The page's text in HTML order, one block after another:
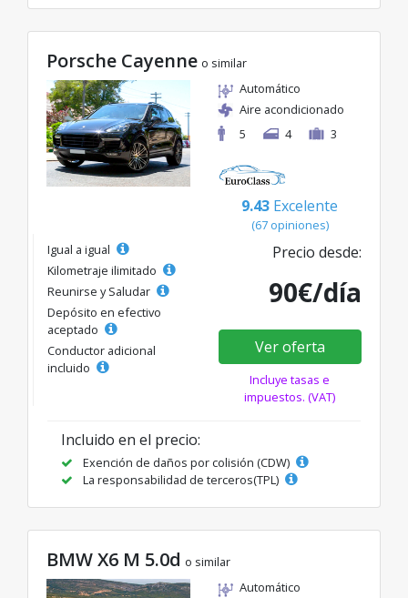
Porsche Cayenne o similar
Automático
Aire acondicionado
5
4 3
9.43 Excelente
(67 opiniones)
Igual a igual
Kilometraje ilimitado
Reunirse y Saludar
Depósito en efectivo
aceptado
Conductor adicional
incluido
Precio desde:
90€/día
Ver oferta
Incluye tasas e
impuestos. (VAT)
Incluido en el precio:
Exención de daños por colisión (CDW)
La responsabilidad de terceros(TPL)
BMW X6 M 5.0d o similar
Automático